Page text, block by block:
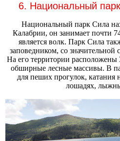
6. Национальный
Национальный парк Сила
Калабрии, он занимает почти
является волк. Парк Сила
заповедником, со значительной
На его территории расположены
обширные лесные массивы. В
для пеших прогулок, катания
лошадях,